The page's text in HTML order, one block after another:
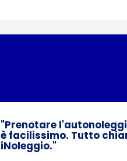
"Prenotare
è facilissimo. Tutto
iNoleggio."